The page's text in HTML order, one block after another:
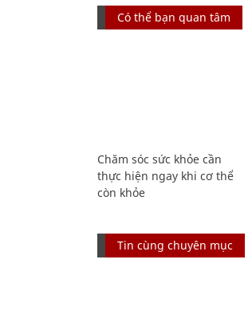
Có thể bạn quan tâm
Chăm sóc sức khỏe cần
thực hiện ngay khi cơ thể
còn khỏe
Tin cùng chuyên mục